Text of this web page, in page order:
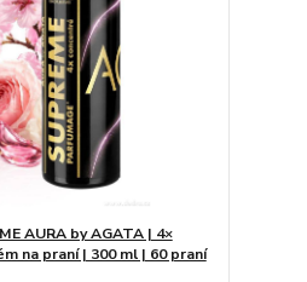
AURA by AGATA | 4×
na praní | 300 ml | 60 praní